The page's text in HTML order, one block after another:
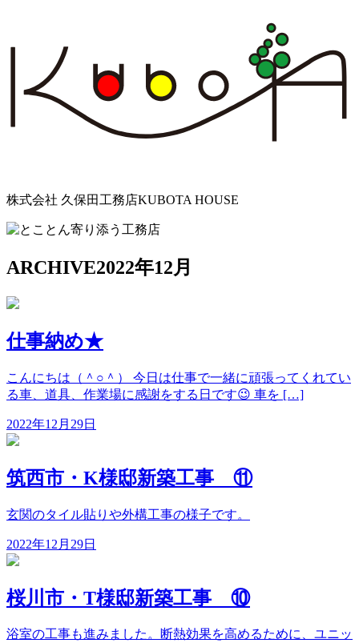
株式会社 久保田工務店KUBOTA HOUSE
ARCHIVE2022年12月
仕事納め★
こんにちは（＾○＾） 今日は仕事で一緒に頑張ってくれてい
る車、道具、作業場に感謝をする日です😉 車を […]
2022年12月29日
筑西市・K様邸新築工事 ⑪
玄関のタイル貼りや外構工事の様子です。
2022年12月29日
桜川市・T様邸新築工事 ⑩
浴室の工事も進みました。断熱効果を高めるために、ユニッ